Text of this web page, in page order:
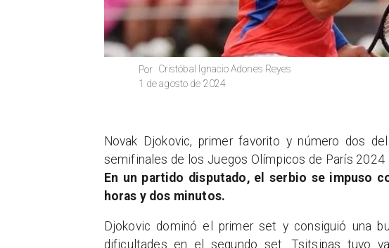
Cristóbal Ignacio Adones Reyes
Por
1 de agosto de 2024
Novak Djokovic, primer favorito y número dos
semifinales de los Juegos Olímpicos de París 2024
En un partido disputado, el serbio se impuso
horas y dos minutos.
Djokovic dominó el primer set y consiguió una
dificultades en el segundo set. Tsitsipas tuvo